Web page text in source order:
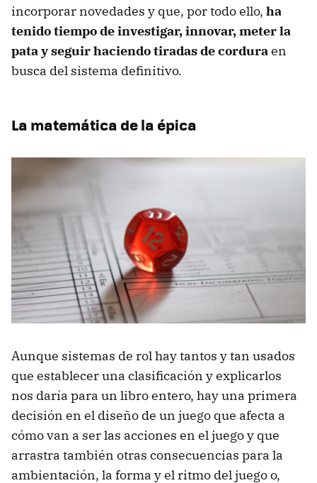
incorporar novedades y que, por todo ello, ha
tenido tiempo de investigar, innovar, meter la
pata y seguir haciendo tiradas de corduraen
busca del sistema definitivo.
La matemática de la épica
Aunque sistemas de rol hay tantos y tan usados
que establecer una clasificación y explicarlos
nos daría para un libro entero, hay una primera
decisión en el diseño de un juego que afecta a
cómo van a ser las acciones en el juego y que
arrastra también otras consecuencias para la
ambientación, la forma y el ritmo del juego o,